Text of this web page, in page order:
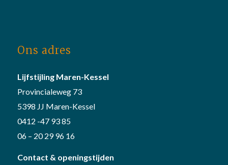
Ons adres
Lijfstijling Maren-Kessel
Provincialeweg 73
5398 JJ Maren-Kessel
0412 -47 93 85
06 – 20 29 96 16
Contact & openingstijden